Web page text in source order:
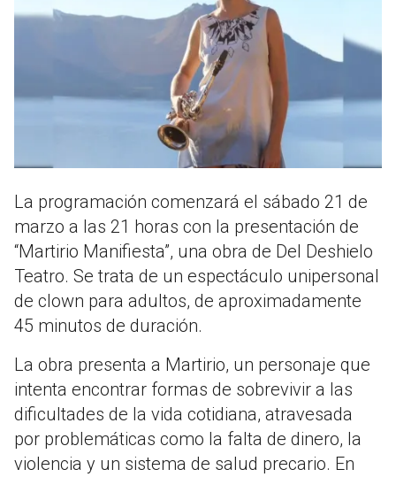
La programación comenzará el sábado 21 de
marzo a las 21 horas con la presentación de
“Martirio Manifiesta”, una obra de Del Deshielo
Teatro. Se trata de un espectáculo unipersonal
de clown para adultos, de aproximadamente
45 minutos de duración.
La obra presenta a Martirio, un personaje que
intenta encontrar formas de sobrevivir a las
dificultades de la vida cotidiana, atravesada
por problemáticas como la falta de dinero, la
violencia y un sistema de salud precario. En